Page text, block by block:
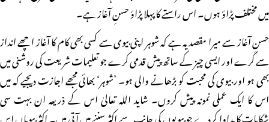
میں مختلف پڑاؤ ہوں۔ اس راستے کا پہلا پڑاؤ حسنِ آغاز ہے۔
حسنِ آغاز سے میرا مقصد یہ ہے کہ شوہر اپنی بیوی سے کسی بھی کام کا آغاز اچھے انداز
سے کرے اور ایسی چیز کے ساتھ پیش قدمی کرے جو تعلیمات شریعت کی روشنی میں
بھی ہو اور بیوی کی محبت کو بڑھانے والی ہو۔ ’شوہر‘ بھائی مجھے اجازت دیجیے کہ میں
اس کا ایک عملی نمونہ پیش کروں۔ شاید اللہ تعالیٰ اس کے ذریعہ ان بہت سی
شکایات کا مداوا کردے جو بیویوں کی جانب سے اکثر سننے میں آتی ہیں۔ اکثر بیویاں اس